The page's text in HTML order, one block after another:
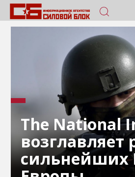
The National
возглавляет
сильнейших